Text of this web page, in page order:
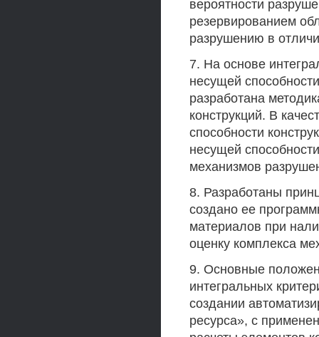
вероятности
резервированием
разрушению в
7. На основе
несущей
разработана
конструкций. В
способности
несущей
механизмов
8. Разработаны
создано ее
материалов при
оценку комплекса
9. Основные
интегральных
создании
ресурса», с